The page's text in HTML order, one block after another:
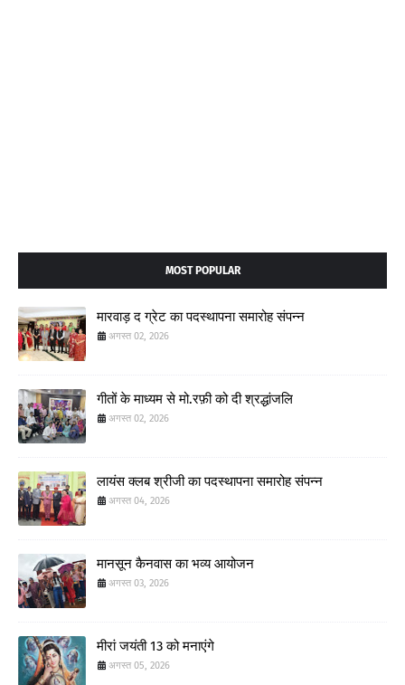
MOST POPULAR
मारवाड़ द ग्रेट का पदस्थापना समारोह संपन्न
अगस्त 02, 2026
गीतों के माध्यम से मो.रफ़ी को दी श्रद्धांजलि
अगस्त 02, 2026
लायंस क्लब श्रीजी का पदस्थापना समारोह संपन्न
अगस्त 04, 2026
मानसून कैनवास का भव्य आयोजन
अगस्त 03, 2026
मीरां जयंती 13 को मनाएंगे
अगस्त 05, 2026